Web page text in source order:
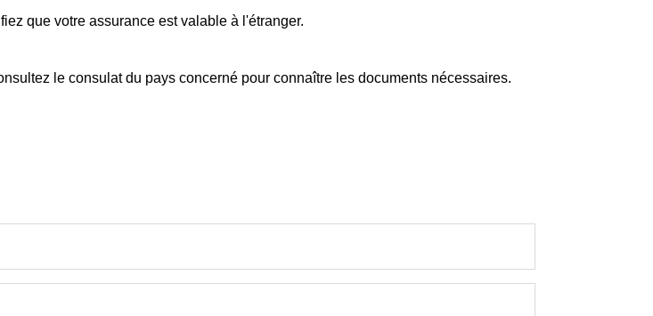
que votre assurance est valable à l'étranger.
le consulat du pays concerné pour connaître les documents nécessaires.